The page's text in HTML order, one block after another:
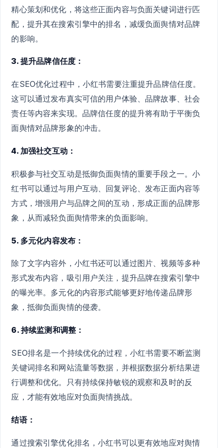
精心策划和优化，将这些正面内容与负面关键词进行匹
配，提升其在搜索引擎中的排名，减缓负面舆情对品牌
的影响。
3. 提升品牌信任度：
在SEO优化过程中，小红书需要注重提升品牌信任度。
这可以通过发布真实可信的用户体验、品牌故事、社会
责任等内容来实现。品牌信任度的提升将有助于平衡负
面舆情对品牌形象的冲击。
4. 加强社交互动：
积极参与社交互动是抵御负面舆情的重要手段之一。小
红书可以通过与用户互动、回复评论、发布正面内容等
方式，增强用户与品牌之间的互动，形成正面的品牌形
象，从而减轻负面舆情带来的负面影响。
5. 多元化内容发布：
除了文字内容外，小红书还可以通过图片、视频等多种
形式发布内容，吸引用户关注，提升品牌在搜索引擎中
的曝光率。多元化的内容形式能够更好地传递品牌形
象，抵御负面舆情的侵袭。
6. 持续监测和调整：
SEO排名是一个持续优化的过程，小红书需要不断监测
关键词排名和网站流量等数据，并根据数据分析结果进
行调整和优化。只有持续保持敏锐的观察和及时的反
应，才能有效地应对负面舆情挑战。
结语：
通过搜索引擎优化排名，小红书可以更有效地应对舆情